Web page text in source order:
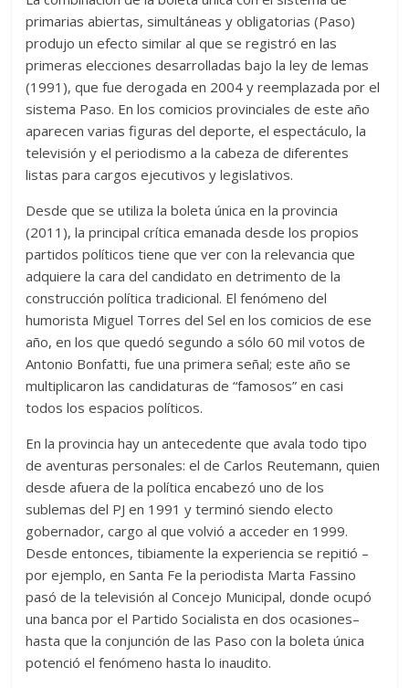
primarias abiertas, simultáneas y obligatorias (Paso)
produjo un efecto similar al que se registró en las
primeras elecciones desarrolladas bajo la ley de lemas
(1991), que fue derogada en 2004 y reemplazada por el
sistema Paso. En los comicios provinciales de este año
aparecen varias figuras del deporte, el espectáculo, la
televisión y el periodismo a la cabeza de diferentes
listas para cargos ejecutivos y legislativos.
Desde que se utiliza la boleta única en la provincia
(2011), la principal crítica emanada desde los propios
partidos políticos tiene que ver con la relevancia que
adquiere la cara del candidato en detrimento de la
construcción política tradicional. El fenómeno del
humorista Miguel Torres del Sel en los comicios de ese
año, en los que quedó segundo a sólo 60 mil votos de
Antonio Bonfatti, fue una primera señal; este año se
multiplicaron las candidaturas de “famosos” en casi
todos los espacios políticos.
En la provincia hay un antecedente que avala todo tipo
de aventuras personales: el de Carlos Reutemann, quien
desde afuera de la política encabezó uno de los
sublemas del PJ en 1991 y terminó siendo electo
gobernador, cargo al que volvió a acceder en 1999.
Desde entonces, tibiamente la experiencia se repitió –
por ejemplo, en Santa Fe la periodista Marta Fassino
pasó de la televisión al Concejo Municipal, donde ocupó
una banca por el Partido Socialista en dos ocasiones–
hasta que la conjunción de las Paso con la boleta única
potenció el fenómeno hasta lo inaudito.